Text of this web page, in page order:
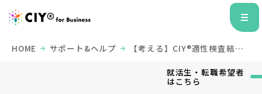
HOME サポート&ヘルプ
【考える】CIY®適性検査結果
就活生・転職希望者
はこちら